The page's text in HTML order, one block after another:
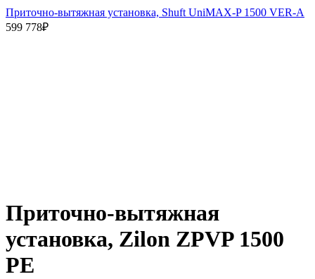
Приточно-вытяжная установка, Shuft UniMAX-P 1500 VER-A
599 778₽
Приточно-вытяжная
установка, Zilon ZPVP 1500
PE